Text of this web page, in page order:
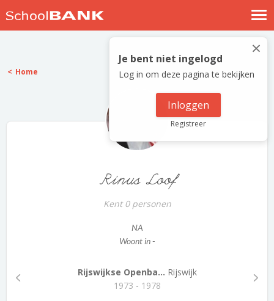
Nostalgische verhalen
Log in
Meld je gratis aan
×
Je bent niet ingelogd
Log in om deze pagina te bekijken
Inloggen
Registreer
Home
Rinus Loof
Kent 0 personen
NA
Woont in -
Rijswijkse Openba... Rijswijk
1973 - 1978